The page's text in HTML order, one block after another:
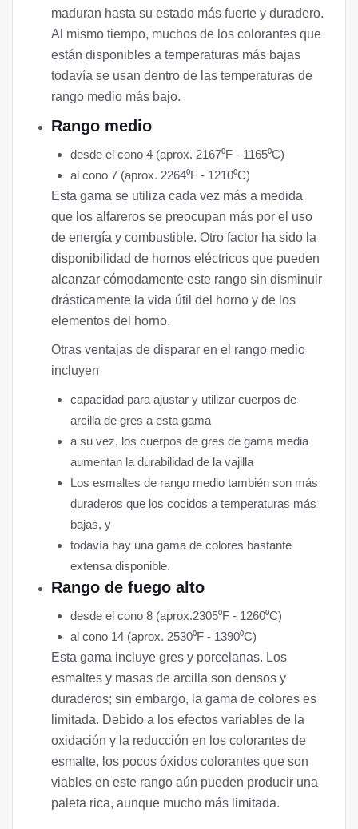
maduran hasta su estado más fuerte y duradero.
Al mismo tiempo, muchos de los colorantes que
están disponibles a temperaturas más bajas
todavía se usan dentro de las temperaturas de
rango medio más bajo.
Rango medio
desde el cono 4 (aprox. 2167⁰F - 1165⁰C)
al cono 7 (aprox. 2264⁰F - 1210⁰C)
Esta gama se utiliza cada vez más a medida
que los alfareros se preocupan más por el uso
de energía y combustible. Otro factor ha sido la
disponibilidad de hornos eléctricos que pueden
alcanzar cómodamente este rango sin disminuir
drásticamente la vida útil del horno y de los
elementos del horno.
Otras ventajas de disparar en el rango medio
incluyen
capacidad para ajustar y utilizar cuerpos de
arcilla de gres a esta gama
a su vez, los cuerpos de gres de gama media
aumentan la durabilidad de la vajilla
Los esmaltes de rango medio también son más
duraderos que los cocidos a temperaturas más
bajas, y
todavía hay una gama de colores bastante
extensa disponible.
Rango de fuego alto
desde el cono 8 (aprox.2305⁰F - 1260⁰C)
al cono 14 (aprox. 2530⁰F - 1390⁰C)
Esta gama incluye gres y porcelanas. Los
esmaltes y masas de arcilla son densos y
duraderos; sin embargo, la gama de colores es
limitada. Debido a los efectos variables de la
oxidación y la reducción en los colorantes de
esmalte, los pocos óxidos colorantes que son
viables en este rango aún pueden producir una
paleta rica, aunque mucho más limitada.